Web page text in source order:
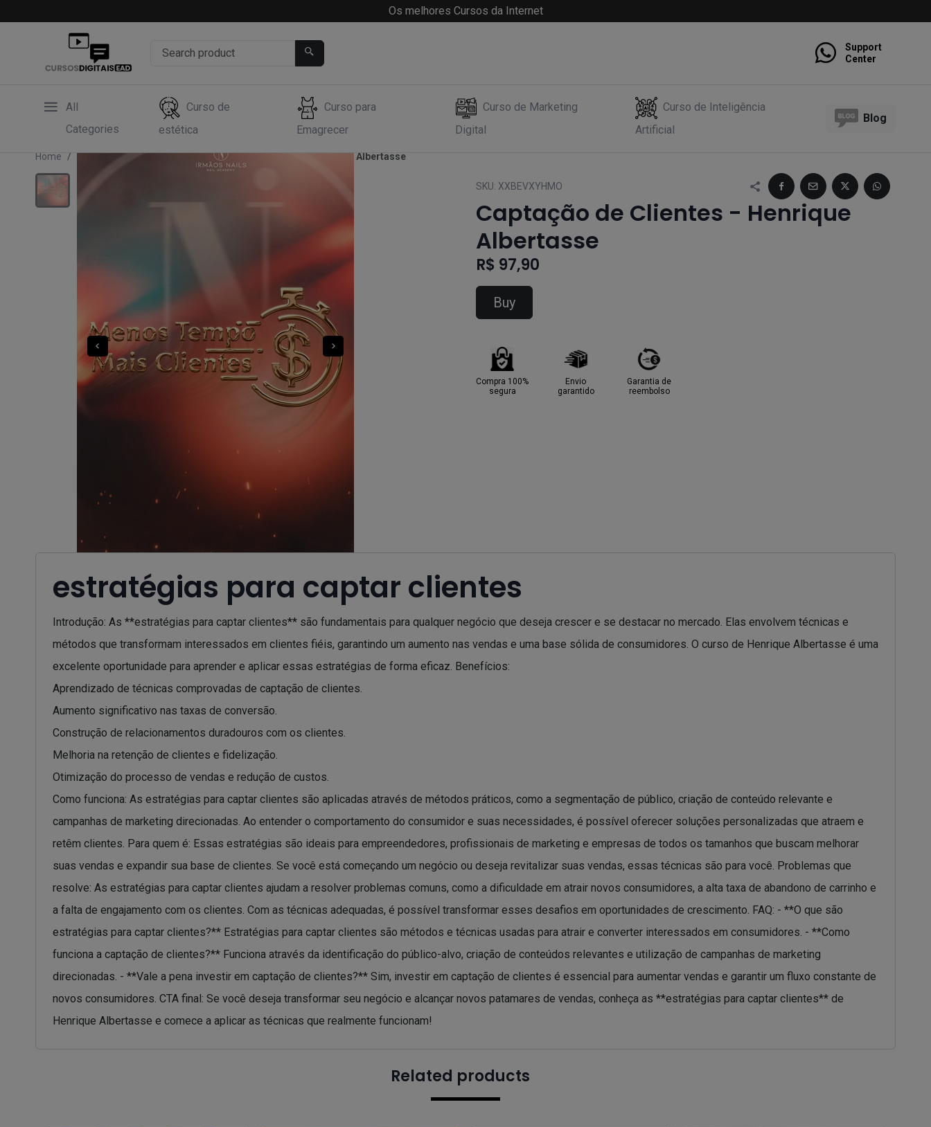
Os melhores Cursos da Internet
Support
Center
All
Categories
Curso de
estética
Curso para
Emagrecer
Curso de Marketing
Digital
Curso de Inteligência
Artificial
Blog
Home Curso de investimento Captação de Clientes - Henrique Albertasse
SKU: XXBEVXYHMO
Captação de Clientes - Henrique
Albertasse
R$ 97,90
Buy
Compra 100%
segura
Envio
garantido
Garantia de
reembolso
estratégias para captar clientes
Introdução: As **estratégias para captar clientes** são fundamentais para qualquer negócio que deseja crescer e se destacar no mercado. Elas envolvem técnicas e
métodos que transformam interessados em clientes fiéis, garantindo um aumento nas vendas e uma base sólida de consumidores. O curso de Henrique Albertasse é uma
excelente oportunidade para aprender e aplicar essas estratégias de forma eficaz. Benefícios:
Aprendizado de técnicas comprovadas de captação de clientes.
Aumento significativo nas taxas de conversão.
Construção de relacionamentos duradouros com os clientes.
Melhoria na retenção de clientes e fidelização.
Otimização do processo de vendas e redução de custos.
Como funciona: As estratégias para captar clientes são aplicadas através de métodos práticos, como a segmentação de público, criação de conteúdo relevante e
campanhas de marketing direcionadas. Ao entender o comportamento do consumidor e suas necessidades, é possível oferecer soluções personalizadas que atraem e
retêm clientes. Para quem é: Essas estratégias são ideais para empreendedores, profissionais de marketing e empresas de todos os tamanhos que buscam melhorar
suas vendas e expandir sua base de clientes. Se você está começando um negócio ou deseja revitalizar suas vendas, essas técnicas são para você. Problemas que
resolve: As estratégias para captar clientes ajudam a resolver problemas comuns, como a dificuldade em atrair novos consumidores, a alta taxa de abandono de carrinho e
a falta de engajamento com os clientes. Com as técnicas adequadas, é possível transformar esses desafios em oportunidades de crescimento. FAQ: - **O que são
estratégias para captar clientes?** Estratégias para captar clientes são métodos e técnicas usadas para atrair e converter interessados em consumidores. - **Como
funciona a captação de clientes?** Funciona através da identificação do público-alvo, criação de conteúdos relevantes e utilização de campanhas de marketing
direcionadas. - **Vale a pena investir em captação de clientes?** Sim, investir em captação de clientes é essencial para aumentar vendas e garantir um fluxo constante de
novos consumidores. CTA final: Se você deseja transformar seu negócio e alcançar novos patamares de vendas, conheça as **estratégias para captar clientes** de
Henrique Albertasse e comece a aplicar as técnicas que realmente funcionam!
Related products